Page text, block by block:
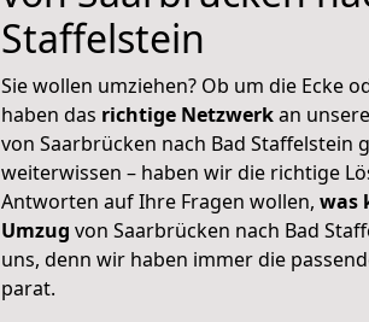
Staffelstein
Sie wollen umziehen? Ob um die Ecke
haben das richtige Netzwerkan
von Saarbrücken nach Bad Staffelstein
weiterwissen – haben wir die richtige
Antworten auf Ihre Fragen wollen, was
Umzug von Saarbrücken nach Bad
uns, denn wir haben immer die
parat.